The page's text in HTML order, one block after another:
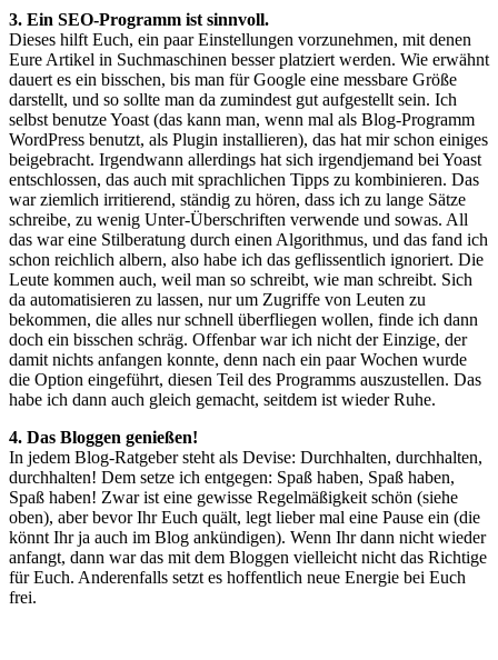
3. Ein SEO-Programm ist sinnvoll.
Dieses hilft Euch, ein paar Einstellungen vorzunehmen, mit denen
Eure Artikel in Suchmaschinen besser platziert werden. Wie erwähnt
dauert es ein bisschen, bis man für Google eine messbare Größe
darstellt, und so sollte man da zumindest gut aufgestellt sein. Ich
selbst benutze Yoast (das kann man, wenn mal als Blog-Programm
WordPress benutzt, als Plugin installieren), das hat mir schon einiges
beigebracht. Irgendwann allerdings hat sich irgendjemand bei Yoast
entschlossen, das auch mit sprachlichen Tipps zu kombinieren. Das
war ziemlich irritierend, ständig zu hören, dass ich zu lange Sätze
schreibe, zu wenig Unter-Überschriften verwende und sowas. All
das war eine Stilberatung durch einen Algorithmus, und das fand ich
schon reichlich albern, also habe ich das geflissentlich ignoriert. Die
Leute kommen auch, weil man so schreibt, wie man schreibt. Sich
da automatisieren zu lassen, nur um Zugriffe von Leuten zu
bekommen, die alles nur schnell überfliegen wollen, finde ich dann
doch ein bisschen schräg. Offenbar war ich nicht der Einzige, der
damit nichts anfangen konnte, denn nach ein paar Wochen wurde
die Option eingeführt, diesen Teil des Programms auszustellen. Das
habe ich dann auch gleich gemacht, seitdem ist wieder Ruhe.
4. Das Bloggen genießen!
In jedem Blog-Ratgeber steht als Devise: Durchhalten, durchhalten,
durchhalten! Dem setze ich entgegen: Spaß haben, Spaß haben,
Spaß haben! Zwar ist eine gewisse Regelmäßigkeit schön (siehe
oben), aber bevor Ihr Euch quält, legt lieber mal eine Pause ein (die
könnt Ihr ja auch im Blog ankündigen). Wenn Ihr dann nicht wieder
anfangt, dann war das mit dem Bloggen vielleicht nicht das Richtige
für Euch. Anderenfalls setzt es hoffentlich neue Energie bei Euch
frei.